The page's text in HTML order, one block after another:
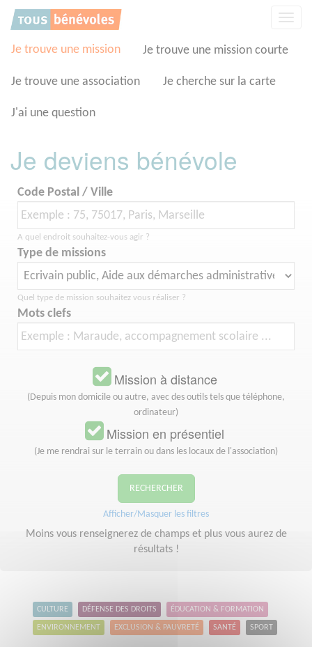
Je trouve une mission Je trouve une mission courte
Je trouve une association Je cherche sur la carte
J'ai une question
Je deviens bénévole
Code Postal / Ville
A quel endroit souhaitez-vous agir ?
Type de missions
Quel type de mission souhaitez vous réaliser ?
Mots clefs
Mission à distance
(Depuis mon domicile ou autre, avec des outils tels que téléphone,
ordinateur)
Mission en présentiel
(Je me rendrai sur le terrain ou dans les locaux de l'association)
RECHERCHER
Afficher/Masquer les filtres
Moins vous renseignerez de champs et plus vous aurez de
résultats !
CULTURE DÉFENSE DES DROITS ÉDUCATION & FORMATION
ENVIRONNEMENT EXCLUSION & PAUVRETÉ SANTÉ SPORT
Panneau de gestion des cookies